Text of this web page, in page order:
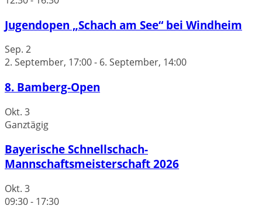
Jugendopen „Schach am See“ bei Windheim
Sep. 2
2. September, 17:00- 6. September, 14:00
8. Bamberg-Open
Okt. 3
Ganztägig
Bayerische Schnellschach-
Mannschaftsmeisterschaft 2026
Okt. 3
09:30- 17:30